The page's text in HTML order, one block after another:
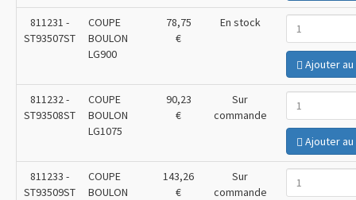
811231 -
ST93507ST
COUPE
BOULON
LG900
78,75
€
En stock
Ajouter
811232-
ST93508ST
COUPE
BOULON
LG1075
90,23
€
Sur
commande
Ajouter
811233 -
ST93509ST
COUPE
BOULON
143,26
€
Sur
commande